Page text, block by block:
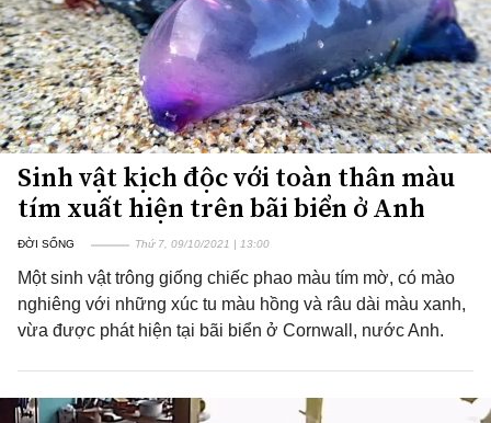
Sinh vật kịch độc với toàn thân màu
tím xuất hiện trên bãi biển ở Anh
ĐỜI SỐNG Thứ 7, 09/10/2021 | 13:00
Một sinh vật trông giống chiếc phao màu tím mờ, có mào
nghiêng với những xúc tu màu hồng và râu dài màu xanh,
vừa được phát hiện tại bãi biển ở Cornwall, nước Anh.